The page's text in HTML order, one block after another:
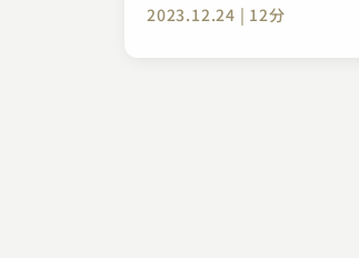
2023.12.24 | 12分